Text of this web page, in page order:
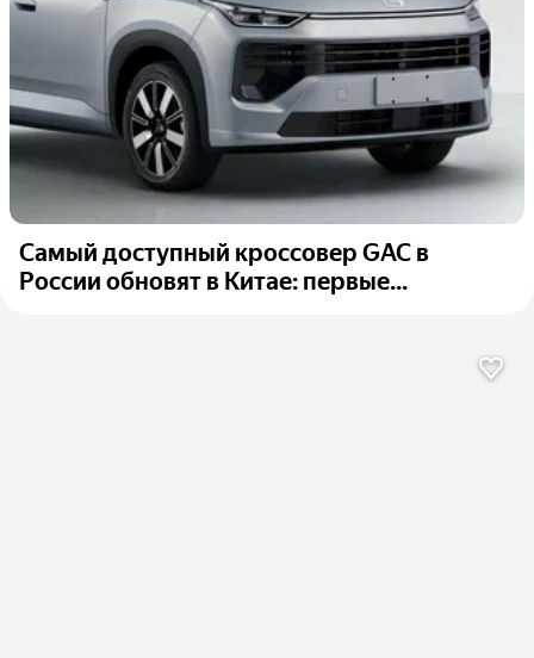
Самый доступный кроссовер GAC в
России обновят в Китае: первые...